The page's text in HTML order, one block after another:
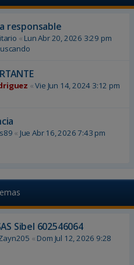
responsable
« Lun Abr 20, 2026 3:29 pm
«Vie Jun 14, 2024 3:12 pm
« Jue Abr 16, 2026 7:43 pm
Sibel 602546064
« Dom Jul 12, 2026 9:28